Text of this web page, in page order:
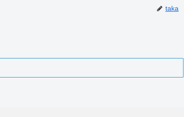
taka